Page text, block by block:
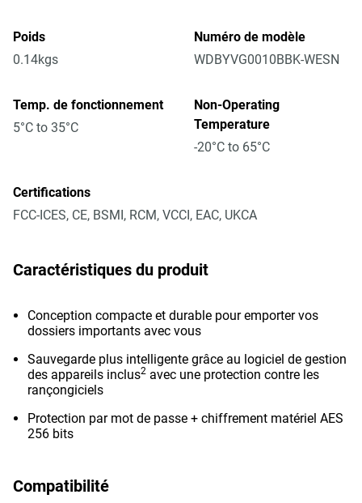
Poids
0.14kgs
Numéro de modèle
WDBYVG0010BBK-WESN
Temp. de fonctionnement
5°C to 35°C
Non-Operating
Temperature
-20°C to 65°C
Certifications
FCC-ICES, CE, BSMI, RCM, VCCI, EAC, UKCA
Caractéristiques du produit
Conception compacte et durable pour emporter vos
dossiers importants avec vous
Sauvegarde plus intelligente grâce au logiciel de gestion
des appareils inclus2 avec une protection contre les
rançongiciels
Protection par mot de passe + chiffrement matériel AES
256 bits
Compatibilité